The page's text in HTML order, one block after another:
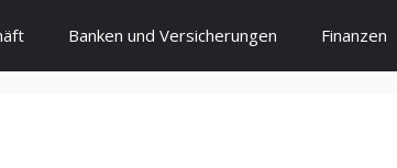
Banken und Versicherungen Finanzen